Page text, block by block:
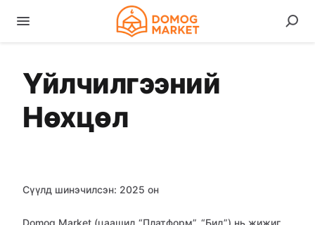
Үйлчилгээний
Нөхцөл
Сүүлд шинэчилсэн: 2025 он
Domog Market (цаашид “Платформ”, “Бид”) нь жижиг